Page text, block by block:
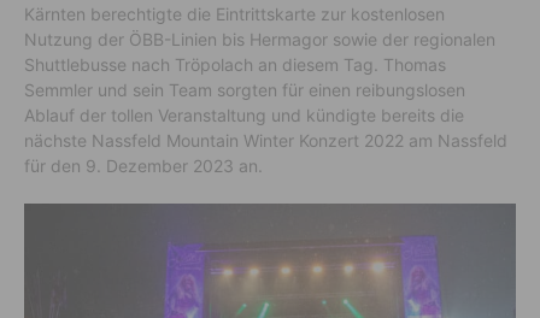
Kärnten berechtigte die Eintrittskarte zur kostenlosen
Nutzung der ÖBB-Linien bis Hermagor sowie der regionalen
Shuttlebusse nach Tröpolach an diesem Tag. Thomas
Semmler und sein Team sorgten für einen reibungslosen
Ablauf der tollen Veranstaltung und kündigte bereits die
nächste Nassfeld Mountain Winter Konzert 2022 am Nassfeld
für den 9. Dezember 2023 an.